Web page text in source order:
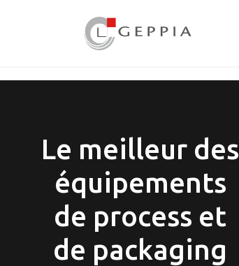
Le meilleur des
équipements
de process et
de packaging